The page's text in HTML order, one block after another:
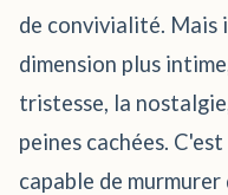
de convivialité. Mais
dimension plus
tristesse, la
peines cachées.
capable de murmurer